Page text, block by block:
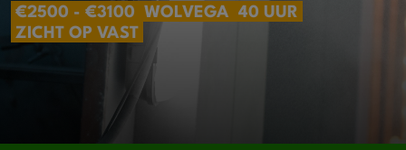
€2500 - €3100 WOLVEGA
40 UUR
ZICHT OP VAST